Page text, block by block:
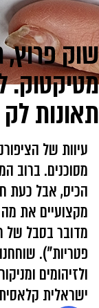
שוק
תאונות
עיוות של
מסוכנים. ברוב
הכיס, אבל כעת
מקצועיים את
מדובר בסבל של
פטריות").
ולזיהומים
ישראלית